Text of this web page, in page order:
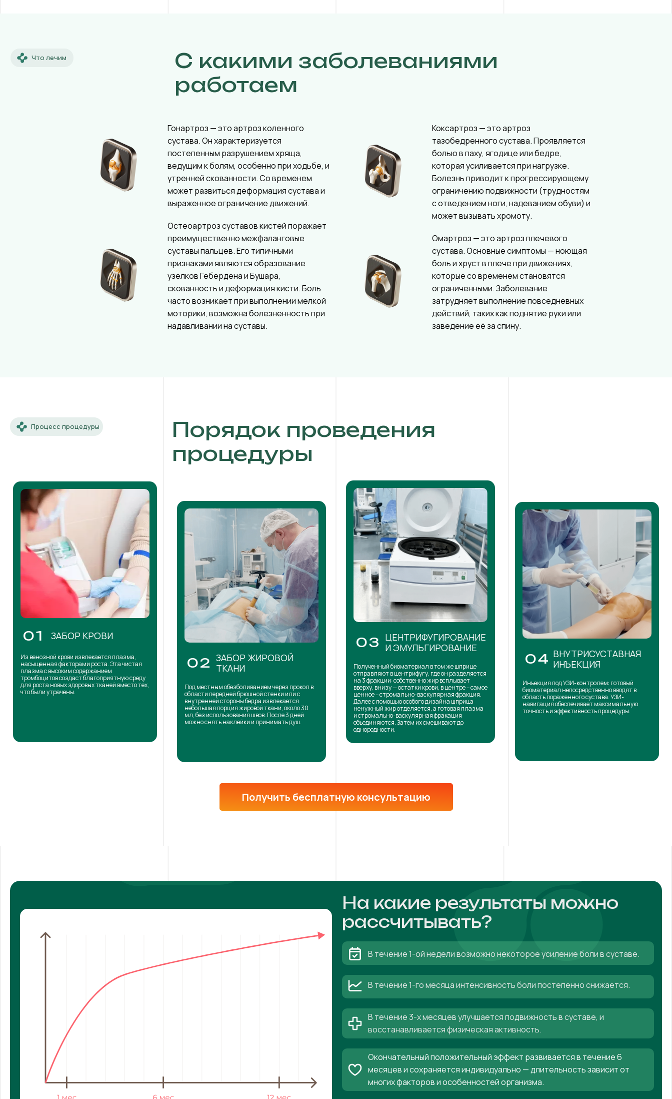
Что лечим
С какими заболеваниями
работаем
Гонартроз — это артроз коленного
сустава. Он характеризуется
постепенным разрушением хряща,
ведущим к болям, особенно при ходьбе, и
утренней скованности. Со временем
может развиться деформация сустава и
выраженное ограничение движений.
Остеоартроз суставов кистей поражает
преимущественно межфаланговые
суставы пальцев. Его типичными
признаками являются образование
узелков Гебердена и Бушара,
скованность и деформация кисти. Боль
часто возникает при выполнении мелкой
моторики, возможна болезненность при
надавливании на суставы.
Коксартроз — это артроз
тазобедренного сустава. Проявляется
болью в паху, ягодице или бедре,
которая усиливается при нагрузке.
Болезнь приводит к прогрессирующему
ограничению подвижности (трудностям
с отведением ноги, надеванием обуви) и
может вызывать хромоту.
Омартроз — это артроз плечевого
сустава. Основные симптомы — ноющая
боль и хруст в плече при движениях,
которые со временем становятся
ограниченными. Заболевание
затрудняет выполнение повседневных
действий, таких как поднятие руки или
заведение её за спину.
Процесс процедуры
Порядок проведения
процедуры
01 ЗАБОР КРОВИ
Из венозной крови извлекается плазма,
насыщенная факторами роста. Эта чистая
плазма с высоким содержанием
тромбоцитов создаст благоприятную среду
для роста новых здоровых тканей вместо тех,
что были утрачены.
02 ЗАБОР ЖИРОВОЙ
ТКАНИ
Под местным обезболиванием через прокол в
области передней брюшной стенки или с
внутренней стороны бедра извлекается
небольшая порция жировой ткани, около 30
мл, без использования швов. После 3 дней
можно снять наклейки и принимать душ.
03 ЦЕНТРИФУГИРОВАНИЕ
И ЭМУЛЬГИРОВАНИЕ
Полученный биоматериал в том же шприце
отправляют в центрифугу, где он разделяется
на 3 фракции: собственно жир всплывает
вверху, внизу — остатки крови, в центре – самое
ценное – стромально-васкулярная фракция.
Далее с помощью особого дизайна шприца
ненужный жир отделяется, а готовая плазма
и стромально-васкулярная фракация
объединяются. Затем их смешивают до
однородности.
04 ВНУТРИСУСТАВНАЯ
ИНЪЕКЦИЯ
Инъекция под УЗИ-контролем: готовый
биоматериал непосредственно вводят в
область пораженного сустава. УЗИ-
навигация обеспечивает максимальную
точность и эффективность процедуры.
Получить бесплатную консультацию
На какие результаты можно
рассчитывать?
В течение 1-ой недели возможно некоторое усиление боли в суставе.
В течение 1-го месяца интенсивность боли постепенно снижается.
В течение 3-х месяцев улучшается подвижность в суставе, и
восстанавливается физическая активность.
Окончательный положительный эффект развивается в течение 6
месяцев и сохраняется индивидуально — длительность зависит от
многих факторов и особенностей организма.